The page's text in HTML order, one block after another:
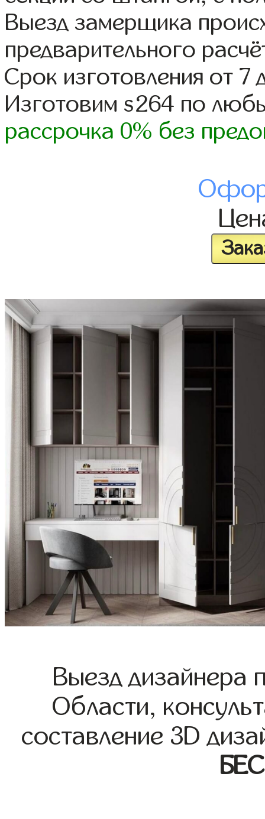
Выезд замерщика
предварительного
Срок изготовления от 7
Изготовим s264 по
рассрочка 0% без
Выезд дизайнера
Области,
составление 3D